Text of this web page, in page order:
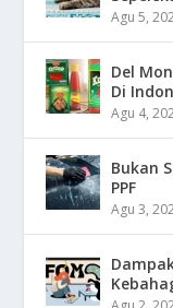
Agu 5,
Del
Di
Agu 4,
Bukan
PPF
Agu 3,